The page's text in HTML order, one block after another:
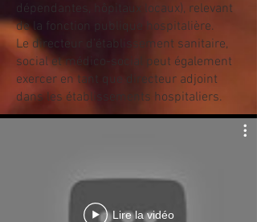
dépendantes, hôpitaux locaux), relevant
de la fonction publique hospitalière.
Le directeur d’établissement sanitaire,
social et médico-social peut également
exercer en tant que directeur adjoint
dans les établissements hospitaliers.
Lire la vidéo